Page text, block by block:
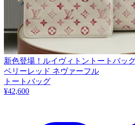
新色登場！ルイヴィトントートバッ
ベリーレッド ネヴァーフル
トートバッグ
¥42,600